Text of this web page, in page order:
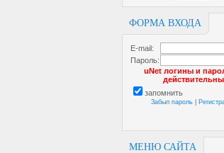
ФОРМА ВХОДА
E-mail:
Пароль:
uNet логины и
действительны
запомнить
Забыл пароль
МЕНЮ САЙТА